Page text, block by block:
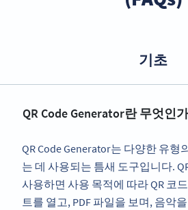
기초
QR Code Generator란 무엇인
QR Code Generator는 다양한 유형
는 데 사용되는 틈새 도구입니다.
사용하면 사용 목적에 따라 QR 코
트를 열고, PDF 파일을 보며, 음악